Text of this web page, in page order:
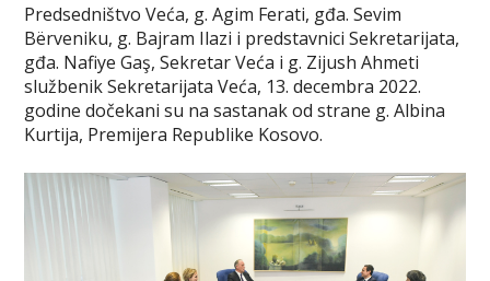
Predsedništvo Veća, g. Agim Ferati, gđa. Sevim
Bërveniku, g. Bajram Ilazi i predstavnici Sekretarijata,
gđa. Nafiye Gaş, Sekretar Veća i g. Zijush Ahmeti
službenik Sekretarijata Veća, 13. decembra 2022.
godine dočekani su na sastanak od strane g. Albina
Kurtija, Premijera Republike Kosovo.